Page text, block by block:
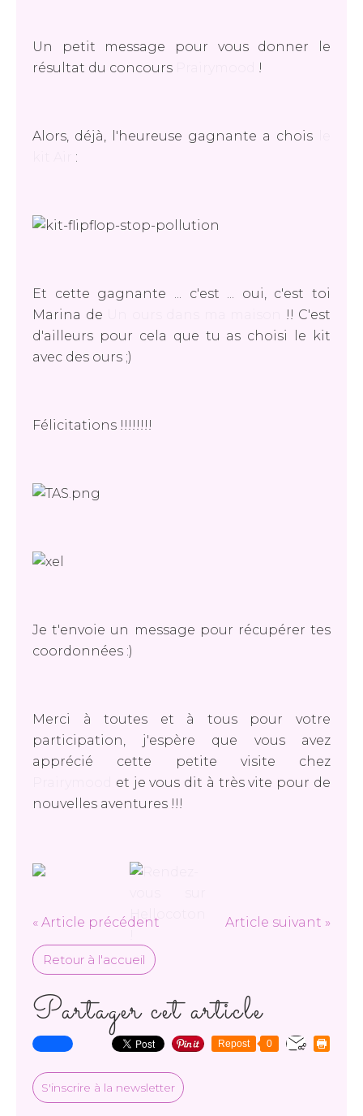
Un petit message pour vous donner le
résultat du concours
!
Alors, déjà, l'heureuse gagnante a chois
:
Et cette gagnante ... c'est ... oui, c'est toi
Marina de
!! C'est
d'ailleurs pour cela que tu as choisi le kit
avec des ours ;)
Félicitations !!!!!!!!
Je t'envoie un message pour récupérer tes
coordonnées :)
Merci à toutes et à tous pour votre
participation, j'espère que vous avez
apprécié cette petite visite chez
et je vous dit à très vite pour de
nouvelles aventures !!!
« Article précédent Article suivant »
Retour à l'accueil
Partager cet article
Repost 0
S'inscrire à la newsletter